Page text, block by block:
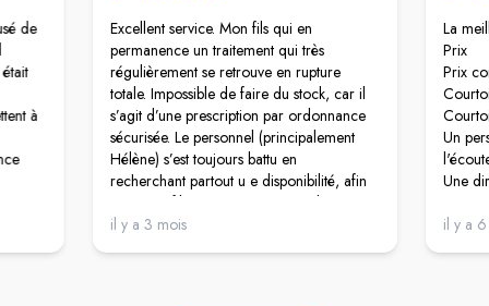
de
à
Excellent service. Mon fils qui en
permanence un traitement qui très
régulièrement se retrouve en rupture
totale. Impossible de faire du stock, car il
s’agit d’une prescription par ordonnance
sécurisée. Le personnel (principalement
Hélène) s’est toujours battu en
recherchant partout u e disponibilité, afin
que mon fils ne manque jamais de son
traitement. De façon générale le
il y a 3 mois
La
Prix
Prix
Un
Une
Je
il y a